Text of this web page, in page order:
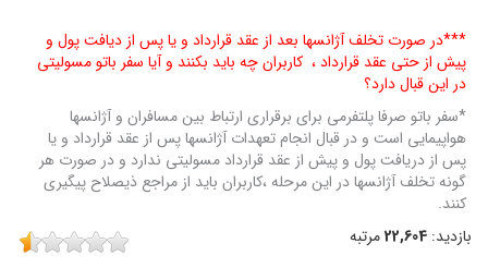
***در صورت تخلف آژانسها بعد از عقد قرارداد و یا پس از دیافت پول و
پیش از حتی عقد قرارداد ، کاربران چه باید بکنند و آیا سفر باتو مسولیتی
در این قبال دارد؟
*سفر باتو صرفا پلتفرمی برای برقراری ارتباط بین مسافران و آژانسها
هواپیمایی است و در قبال انجام تعهدات آژانسها پس از عقد قرارداد و یا
پس از دریافت پول و پیش از عقد قرارداد مسولیتی ندارد و در صورت هر
گونه تخلف آژانسها در این مرحله ،کاربران باید از مراجع ذیصلاح پیگیری
کنند.
بازدید: 22,604مرتبه